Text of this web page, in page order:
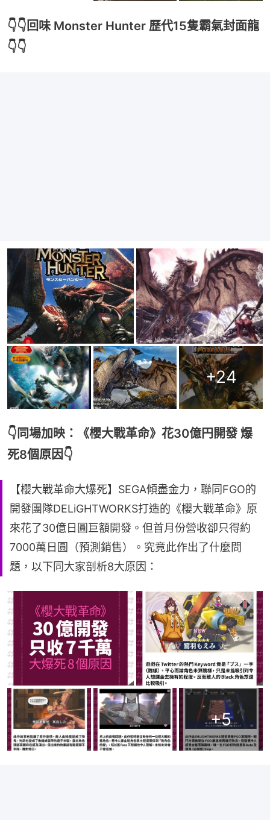
👇👇回味 Monster Hunter 歷代15隻霸氣封面龍
👇👇
+24
👇同場加映：《櫻大戰革命》花30億円開發 爆
死8個原因👇
【櫻大戰革命大爆死】SEGA傾盡金力，聯同FGO的
開發團隊DELiGHTWORKS打造的《櫻大戰革命》原
來花了30億日圓巨額開發。但首月份營收卻只得約
7000萬日圓（預測銷售）。究竟此作出了什麼問
題，以下同大家剖析8大原因：
+5